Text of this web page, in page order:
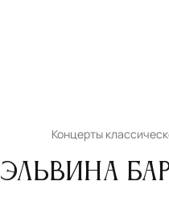
Концерты
Эльвина